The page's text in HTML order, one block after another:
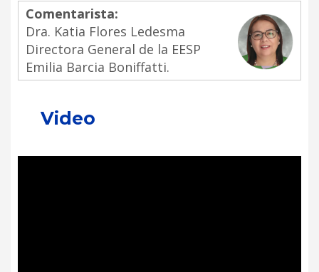
Comentarista:
Dra. Katia Flores Ledesma
Directora General de la EESP
Emilia Barcia Boniffatti.
Video